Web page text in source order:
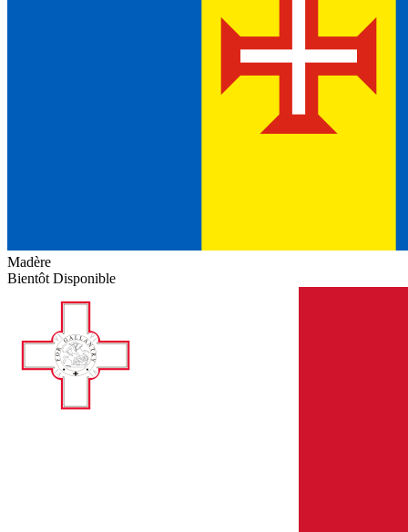
Madère
Bientôt Disponible